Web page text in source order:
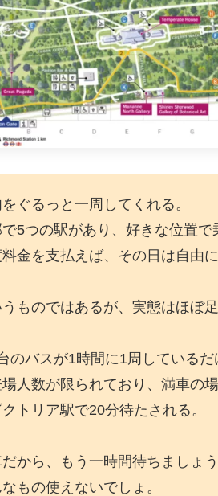
ぐるっと一周してくれる。
5つの駅があり、好きな位置で
金を支払えば、その日は自由
うものではあるが、実態はほぼ
のバスが1時間に1周している
場人数が限られており、満車の
クトリア駅で20分待たされる。
から、もう一時間待ちましょ
もの使えないでしょ。